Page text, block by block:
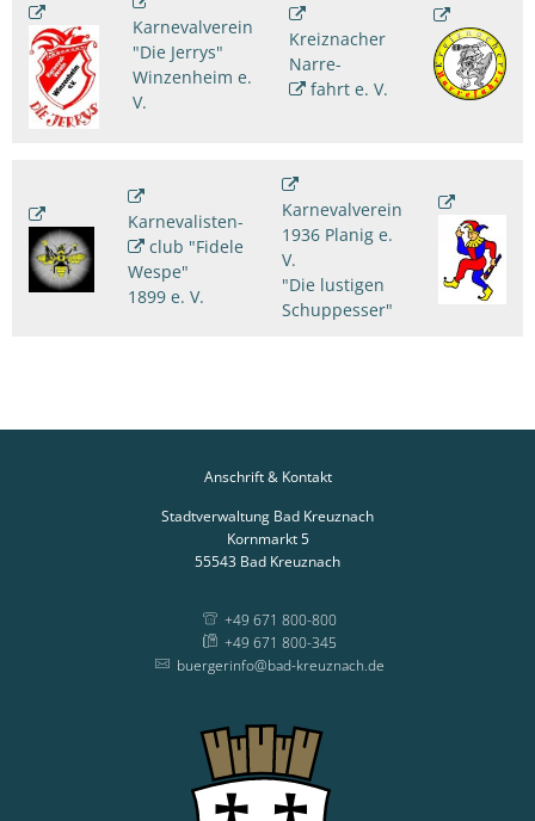
Karnevalverein
"Die Jerrys"
Winzenheim e.
V.
Kreiznacher
Narre-
fahrt e. V.
Karnevalisten-
club "Fidele
Wespe"
1899 e. V.
Karnevalverein
1936 Planig e.
V.
"Die lustigen
Schuppesser"
Anschrift & Kontakt
Stadtverwaltung Bad Kreuznach
Kornmarkt 5
55543 Bad Kreuznach
+49 671 800-800
+49 671 800-345
buergerinfo@bad-kreuznach.de